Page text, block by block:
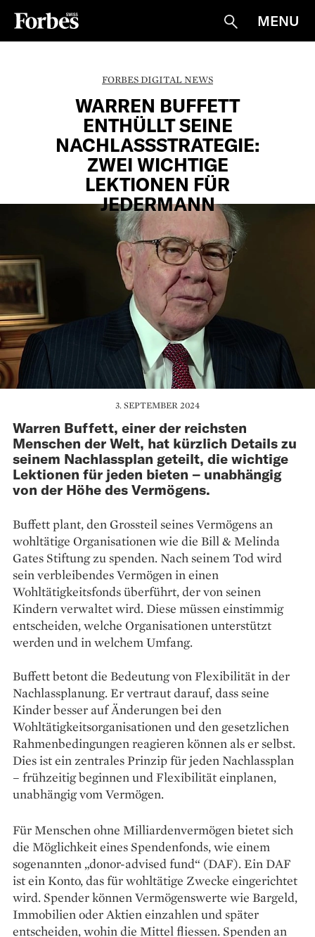
Suche
MENU
FORBES DIGITAL NEWS
WARREN BUFFETT
ENTHÜLLT SEINE
NACHLASSSTRATEGIE:
ZWEI WICHTIGE
LEKTIONEN FÜR
JEDERMANN
3. SEPTEMBER 2024
Warren Buffett, einer der reichsten
Menschen der Welt, hat kürzlich Details zu
seinem Nachlassplan geteilt, die wichtige
Lektionen für jeden bieten – unabhängig
von der Höhe des Vermögens.
Buffett plant, den Grossteil seines Vermögens an
wohltätige Organisationen wie die Bill & Melinda
Gates Stiftung zu spenden. Nach seinem Tod wird
sein verbleibendes Vermögen in einen
Wohltätigkeitsfonds überführt, der von seinen
Kindern verwaltet wird. Diese müssen einstimmig
entscheiden, welche Organisationen unterstützt
werden und in welchem Umfang.
Buffett betont die Bedeutung von Flexibilität in der
Nachlassplanung. Er vertraut darauf, dass seine
Kinder besser auf Änderungen bei den
Wohltätigkeitsorganisationen und den gesetzlichen
Rahmenbedingungen reagieren können als er selbst.
Dies ist ein zentrales Prinzip für jeden Nachlassplan
– frühzeitig beginnen und Flexibilität einplanen,
unabhängig vom Vermögen.
Für Menschen ohne Milliardenvermögen bietet sich
die Möglichkeit eines Spendenfonds, wie einem
sogenannten „donor-advised fund“ (DAF). Ein DAF
ist ein Konto, das für wohltätige Zwecke eingerichtet
wird. Spender können Vermögenswerte wie Bargeld,
Immobilien oder Aktien einzahlen und später
entscheiden, wohin die Mittel fliessen. Spenden an